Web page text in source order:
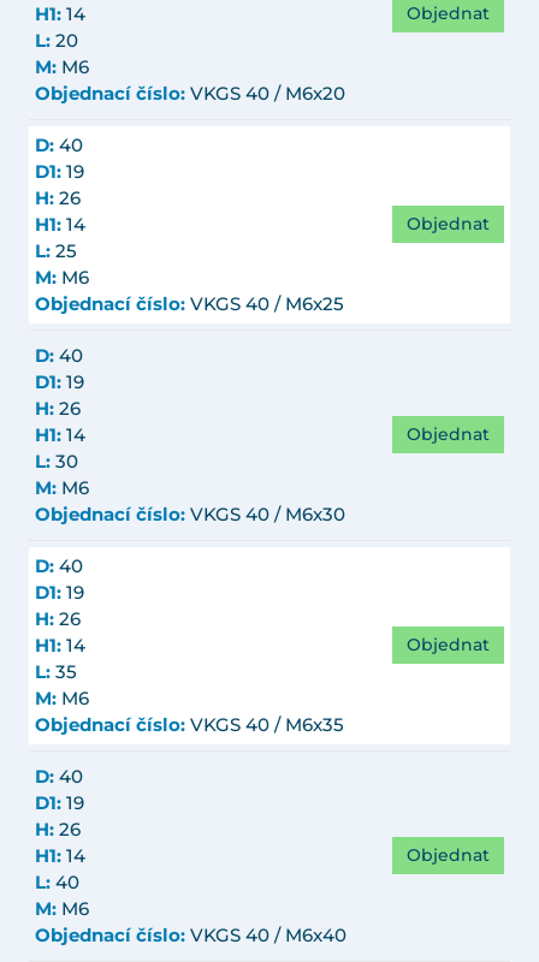
H1: 14
L: 20
M: M6
Objednací číslo: VKGS 40 / M6x20
Objednat
D: 40
D1: 19
H: 26
H1: 14
L: 25
M: M6
Objednací číslo: VKGS 40 / M6x25
Objednat
D: 40
D1: 19
H: 26
H1: 14
L: 30
M: M6
Objednací číslo: VKGS 40 / M6x30
Objednat
D: 40
D1: 19
H: 26
H1: 14
L: 35
M: M6
Objednací číslo: VKGS 40 / M6x35
Objednat
D: 40
D1: 19
H: 26
H1: 14
L: 40
M: M6
Objednací číslo: VKGS 40 / M6x40
Objednat